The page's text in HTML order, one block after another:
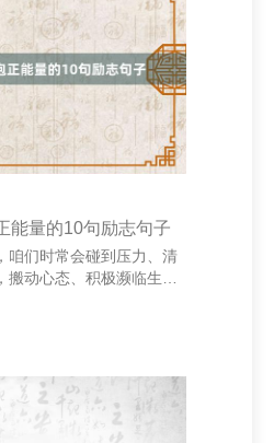
能量的10句励志句子
咱们时常会碰到压力、清
搬动心态、积极濒临生计
新的运转。”** 无论昨天
新动身的契机。 3. **“你
。”** 超越不在于瞬息，而